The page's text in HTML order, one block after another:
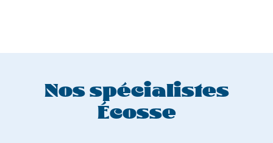
Nos spécialistes
Écosse